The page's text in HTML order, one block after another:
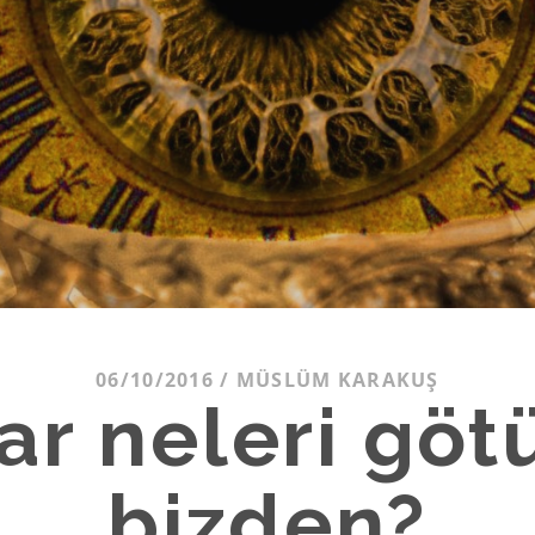
06/10/2016 / MÜSLÜM KARAKUŞ
neleri